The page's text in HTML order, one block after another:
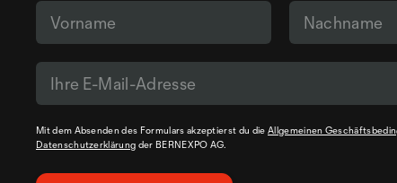
Mit dem Absenden des Formulars akzeptierst du die Allgemeinen
Datenschutzerklärung der BERNEXPO AG.